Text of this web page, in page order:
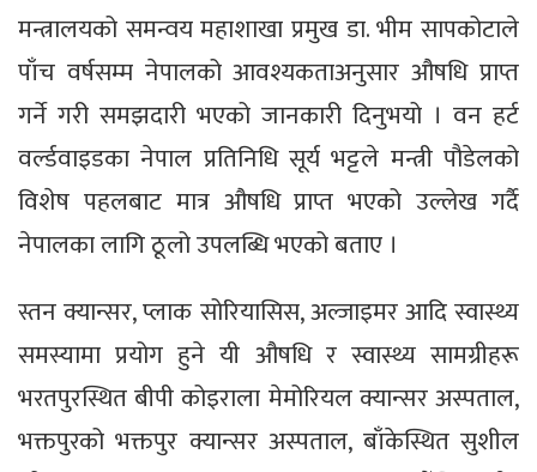
मन्त्रालयको समन्वय महाशाखा प्रमुख डा. भीम सापकोटाले
पाँच वर्षसम्म नेपालको आवश्यकताअनुसार औषधि प्राप्त
गर्ने गरी समझदारी भएको जानकारी दिनुभयो । वन हर्ट
वर्ल्डवाइडका नेपाल प्रतिनिधि सूर्य भट्टले मन्त्री पौडेलको
विशेष पहलबाट मात्र औषधि प्राप्त भएको उल्लेख गर्दै
नेपालका लागि ठूलो उपलब्धि भएको बताए ।
स्तन क्यान्सर, प्लाक सोरियासिस, अल्जाइमर आदि स्वास्थ्य
समस्यामा प्रयोग हुने यी औषधि र स्वास्थ्य सामग्रीहरू
भरतपुरस्थित बीपी कोइराला मेमोरियल क्यान्सर अस्पताल,
भक्तपुरको भक्तपुर क्यान्सर अस्पताल, बाँकेस्थित सुशील